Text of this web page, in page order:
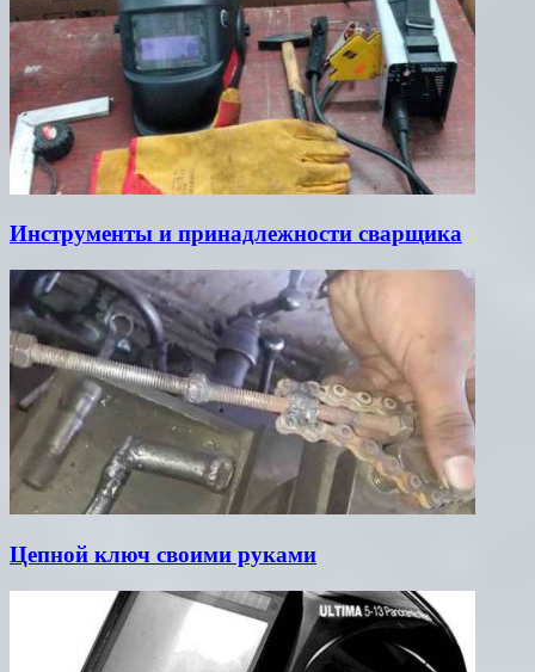
Инструменты и принадлежности сварщика
Цепной ключ своими руками